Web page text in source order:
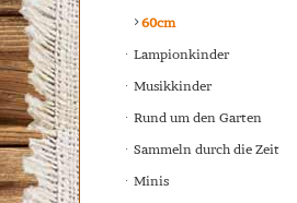
60cm
Lampionkinder
Musikkinder
Rund um den Garten
Sammeln durch die Zeit
Minis